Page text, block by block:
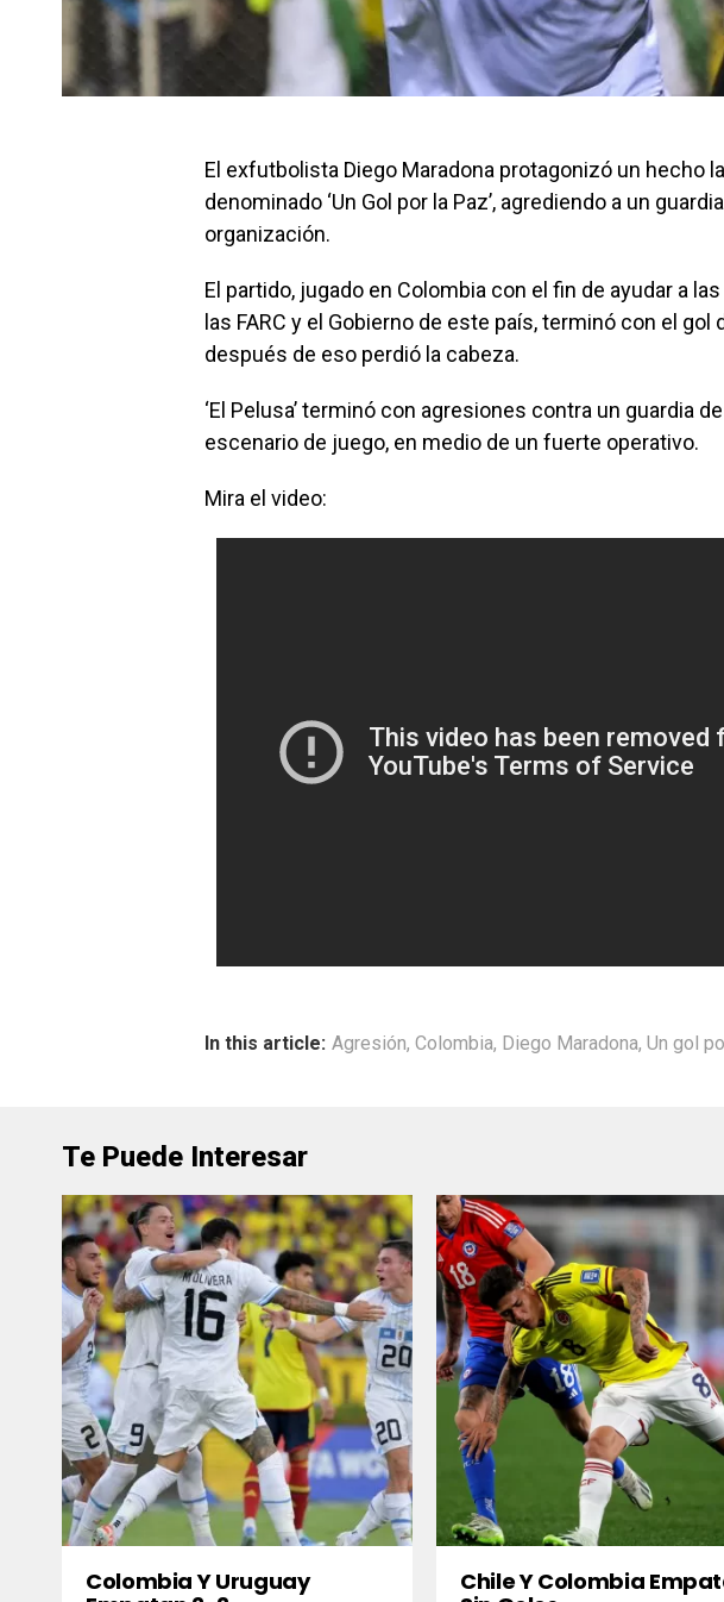
El exfutbolista Diego Maradona protagonizó un hecho
denominado ‘Un Gol por la Paz’, agrediendo a un
organización.
El partido, jugado en Colombia con el fin de ayudar a
las FARC y el Gobierno de este país, terminó con el gol
después de eso perdió la cabeza.
‘El Pelusa’ terminó con agresiones contra un guardia
escenario de juego, en medio de un fuerte operativo.
Mira el video:
In this article: Agresión, Colombia, Diego Maradona, Un gol
Te Puede Interesar
Colombia Y Uruguay
Chile Y Colombia